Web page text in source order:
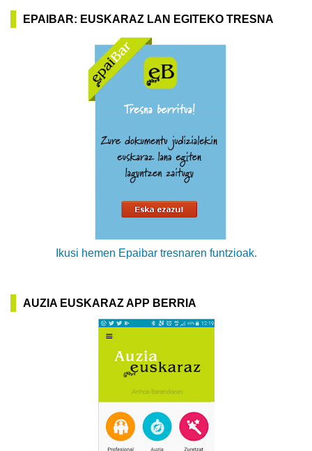
EPAIBAR: EUSKARAZ LAN EGITEKO TRESNA
Ikusi hemen Epaibar tresnaren funtzioak.
AUZIA EUSKARAZ APP BERRIA